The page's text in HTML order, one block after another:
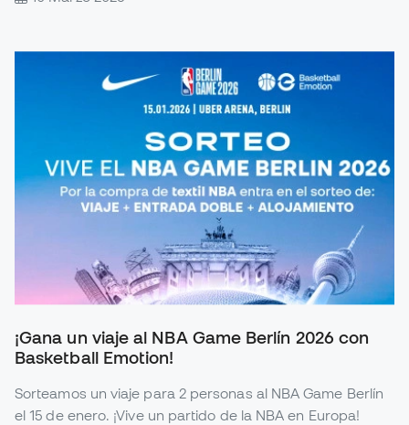
¡Gana un viaje al NBA Game Berlín 2026 con
Basketball Emotion!
Sorteamos un viaje para 2 personas al NBA Game Berlín
el 15 de enero. ¡Vive un partido de la NBA en Europa!